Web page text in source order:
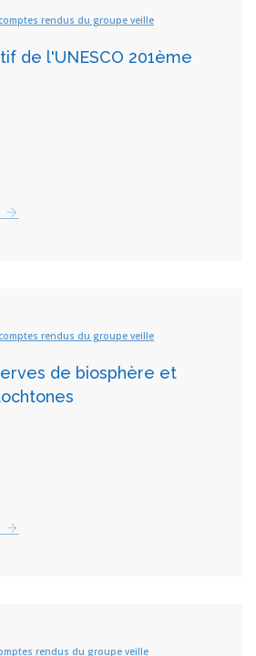
rendus du groupe veille
de l'UNESCO 201ème
rendus du groupe veille
de biosphère et
rendus du groupe veille